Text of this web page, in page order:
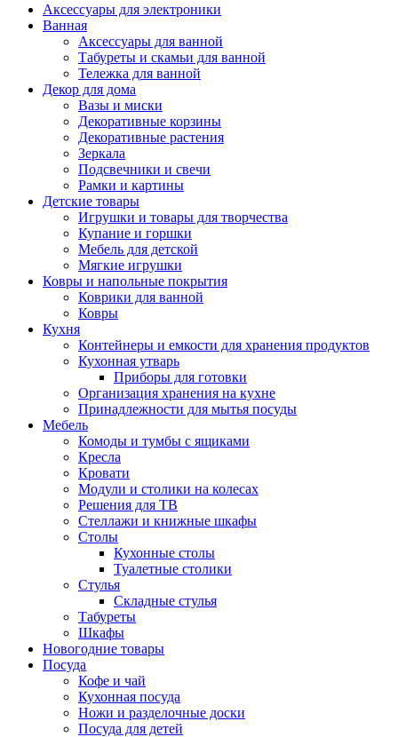
Аксессуары для электроники
Ванная
Аксессуары для ванной
Табуреты и скамьи для ванной
Тележка для ванной
Декор для дома
Вазы и миски
Декоративные корзины
Декоративные растения
Зеркала
Подсвечники и свечи
Рамки и картины
Детские товары
Игрушки и товары для творчества
Купание и горшки
Мебель для детской
Мягкие игрушки
Ковры и напольные покрытия
Коврики для ванной
Ковры
Кухня
Контейнеры и емкости для хранения продуктов
Кухонная утварь
Приборы для готовки
Организация хранения на кухне
Принадлежности для мытья посуды
Мебель
Комоды и тумбы с ящиками
Кресла
Кровати
Модули и столики на колесах
Решения для ТВ
Стеллажи и книжные шкафы
Столы
Кухонные столы
Туалетные столики
Стулья
Складные стулья
Табуреты
Шкафы
Новогодние товары
Посуда
Кофе и чай
Кухонная посуда
Ножи и разделочные доски
Посуда для детей